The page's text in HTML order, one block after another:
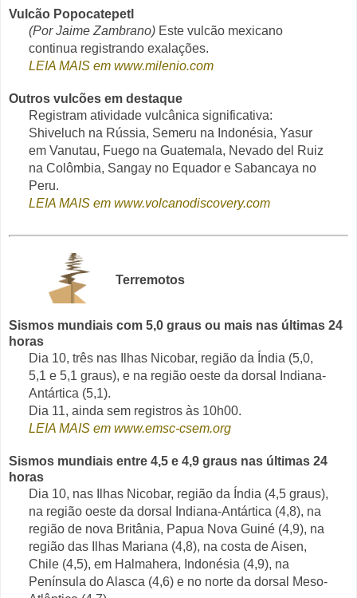
Vulcão Popocatepetl
(Por Jaime Zambrano)Este vulcão mexicano
continua registrando exalações.
LEIA MAIS em www.milenio.com
Outros vulcões em destaque
Registram atividade vulcânica significativa:
Shiveluch na Rússia, Semeru na Indonésia, Yasur
em Vanutau, Fuego na Guatemala, Nevado del Ruiz
na Colômbia, Sangay no Equador e Sabancaya no
Peru.
LEIA MAIS em www.volcanodiscovery.com
Terremotos
Sismos mundiais com 5,0 graus ou mais nas últimas 24
horas
Dia 10, três nas Ilhas Nicobar, região da Índia (5,0,
5,1 e 5,1 graus), e na região oeste da dorsal Indiana-
Antártica (5,1).
Dia 11, ainda sem registros às 10h00.
LEIA MAIS em www.emsc-csem.org
Sismos mundiais entre 4,5 e 4,9 graus nas últimas 24
horas
Dia 10, nas Ilhas Nicobar, região da Índia (4,5 graus),
na região oeste da dorsal Indiana-Antártica (4,8), na
região de nova Britânia, Papua Nova Guiné (4,9), na
região das Ilhas Mariana (4,8), na costa de Aisen,
Chile (4,5), em Halmahera, Indonésia (4,9), na
Península do Alasca (4,6) e no norte da dorsal Meso-